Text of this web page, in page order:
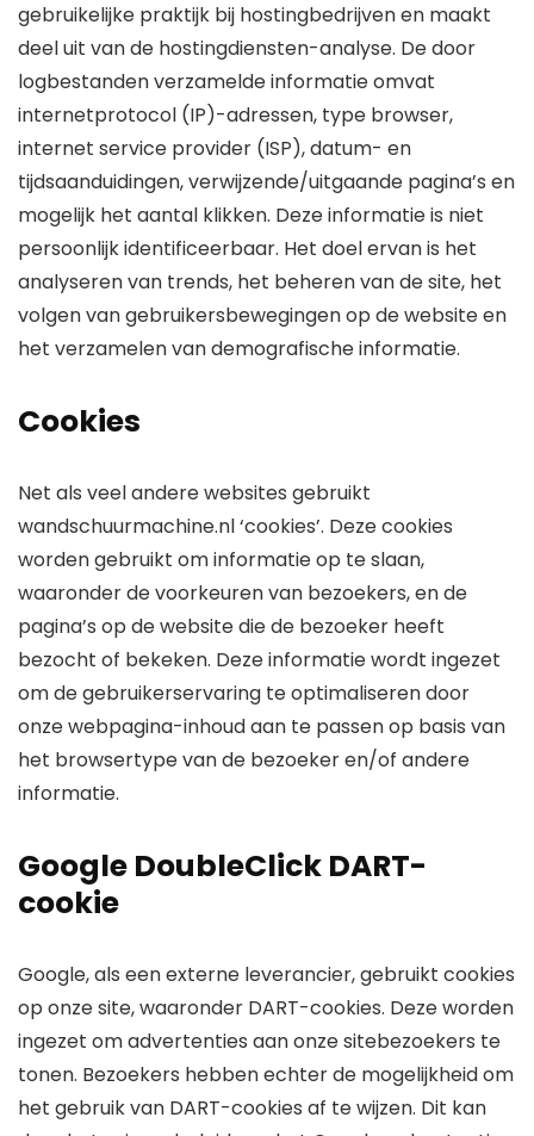
gebruikelijke praktijk bij hostingbedrijven en maakt
deel uit van de hostingdiensten-analyse. De door
logbestanden verzamelde informatie omvat
internetprotocol (IP)-adressen, type browser,
internet service provider (ISP), datum- en
tijdsaanduidingen, verwijzende/uitgaande pagina’s en
mogelijk het aantal klikken. Deze informatie is niet
persoonlijk identificeerbaar. Het doel ervan is het
analyseren van trends, het beheren van de site, het
volgen van gebruikersbewegingen op de website en
het verzamelen van demografische informatie.
Cookies
Net als veel andere websites gebruikt
wandschuurmachine.nl ‘cookies’. Deze cookies
worden gebruikt om informatie op te slaan,
waaronder de voorkeuren van bezoekers, en de
pagina’s op de website die de bezoeker heeft
bezocht of bekeken. Deze informatie wordt ingezet
om de gebruikerservaring te optimaliseren door
onze webpagina-inhoud aan te passen op basis van
het browsertype van de bezoeker en/of andere
informatie.
Google DoubleClick DART-
cookie
Google, als een externe leverancier, gebruikt cookies
op onze site, waaronder DART-cookies. Deze worden
ingezet om advertenties aan onze sitebezoekers te
tonen. Bezoekers hebben echter de mogelijkheid om
het gebruik van DART-cookies af te wijzen. Dit kan